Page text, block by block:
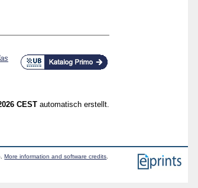
CEST automatisch erstellt.
More information and software credits